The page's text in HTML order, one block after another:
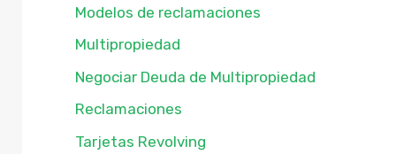
Modelos de reclamaciones
Multipropiedad
Negociar Deuda de Multipropiedad
Reclamaciones
Tarjetas Revolving